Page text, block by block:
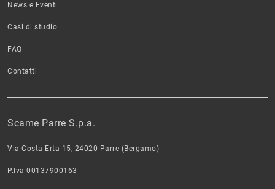
Scame Parre S.p.a.
Via Costa Erta 15, 24020 Parre (Bergamo)
P.Iva 00137900163
News e Eventi
Casi di studio
FAQ
Contatti